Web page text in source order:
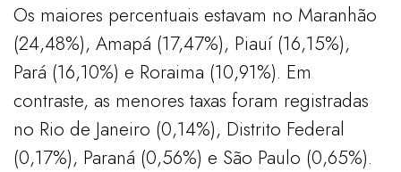
Os maiores percentuais estavam no Maranhão
(24,48%), Amapá (17,47%), Piauí (16,15%),
Pará (16,10%) e Roraima (10,91%). Em
contraste, as menores taxas foram registradas
no Rio de Janeiro (0,14%), Distrito Federal
(0,17%), Paraná (0,56%) e São Paulo (0,65%).